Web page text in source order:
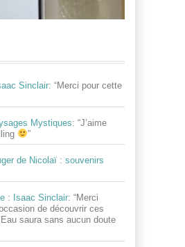
Sinclair: “Merci pour cette
Mystiques: “J’aime
”
de Nicolaï : souvenirs
: Isaac Sinclair: “Merci
de découvrir ces
saura sans aucun doute